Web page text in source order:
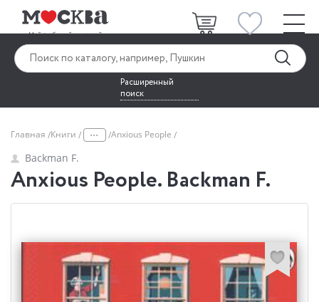
Расширенный
поиск
Главная Книги ... Anxious People
Backman F.
Anxious People. Backman F.